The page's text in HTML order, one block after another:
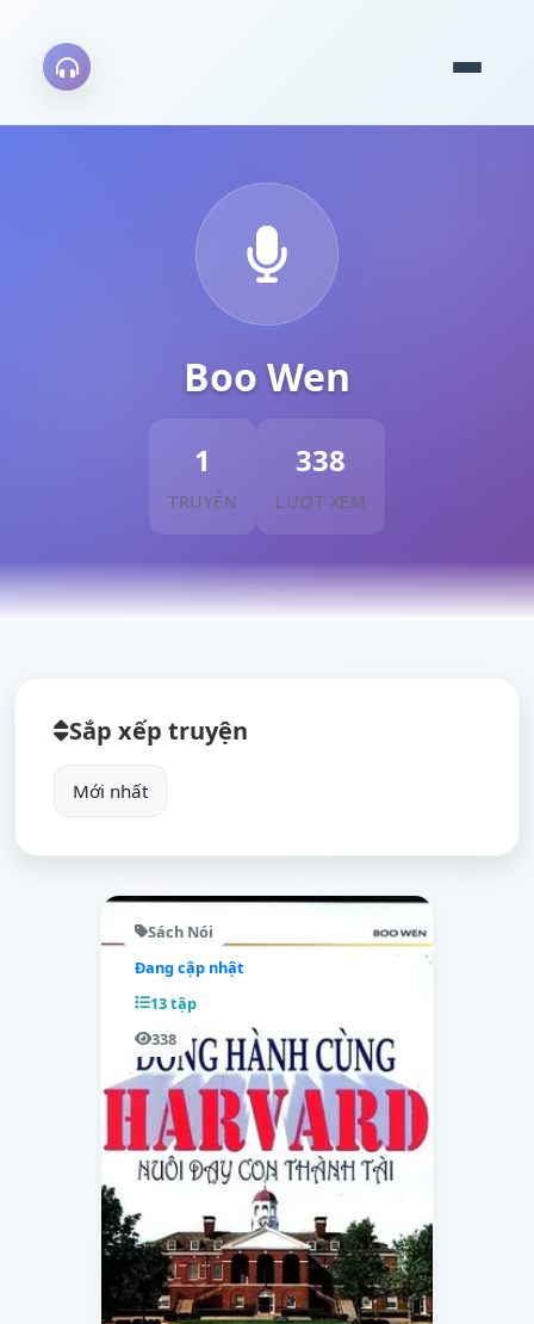
Boo Wen
1
TRUYỆN
338
LƯỢT XEM
Sắp xếp truyện
Sách Nói
Đang cập nhật
13 tập
338